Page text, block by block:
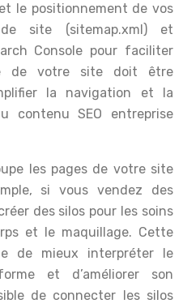
le positionnement de vos
site (sitemap.xml) et
Console pour faciliter
de votre site doit être
la navigation et la
contenu SEO entreprise
les pages de votre site
si vous vendez des
des silos pour les soins
et le maquillage. Cette
de mieux interpréter le
et d’améliorer son
de connecter les silos